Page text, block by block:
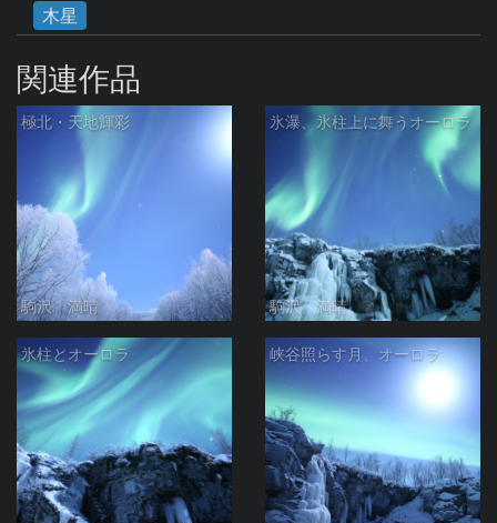
木星
関連作品
極北・天地輝彩
駒沢 満晴
氷瀑、氷柱上に舞うオーロラ
駒沢 満晴
氷柱とオーロラ 峡谷照らす月、オーロラ